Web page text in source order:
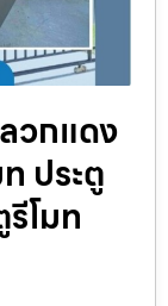
วกแดง
ประตู
โมท